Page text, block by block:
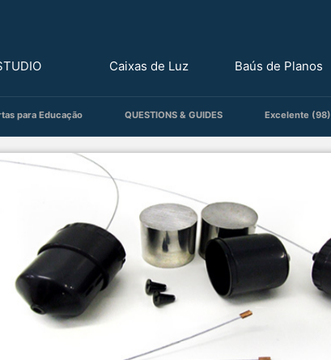
Caixas de Luz Baús de Planos
para Educação QUESTIONS & GUIDES Excelente (98)